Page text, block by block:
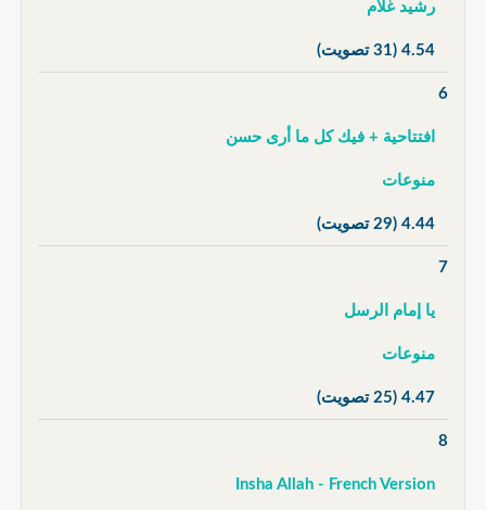
رشيد غلام
4.54 (31 تصويت)
6
افتتاحية + فيك كل ما أرى حسن
منوعات
4.44 (29 تصويت)
7
يا إمام الرسل
منوعات
4.47 (25 تصويت)
8
Insha Allah - French Version